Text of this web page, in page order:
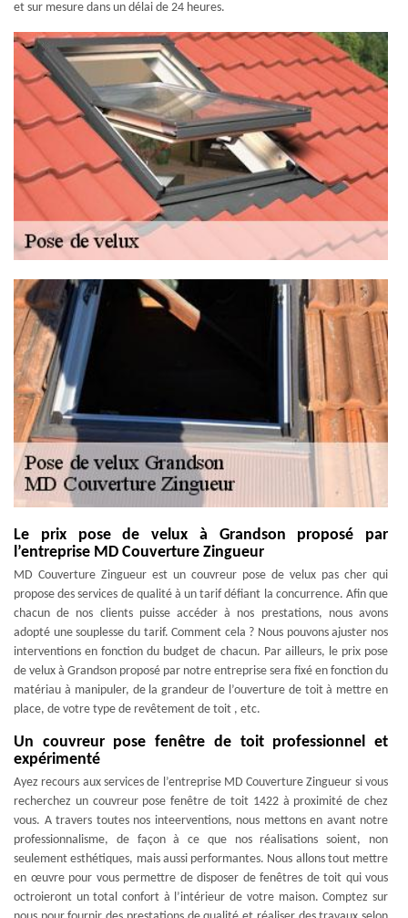
et sur mesure dans un délai de 24 heures.
Le prix pose de velux à Grandson proposé par
l’entreprise MD Couverture Zingueur
MD Couverture Zingueur est un couvreur pose de velux pas cher qui
propose des services de qualité à un tarif défiant la concurrence. Afin que
chacun de nos clients puisse accéder à nos prestations, nous avons
adopté une souplesse du tarif. Comment cela ? Nous pouvons ajuster nos
interventions en fonction du budget de chacun. Par ailleurs, le prix pose
de velux à Grandson proposé par notre entreprise sera fixé en fonction du
matériau à manipuler, de la grandeur de l’ouverture de toit à mettre en
place, de votre type de revêtement de toit , etc.
Un couvreur pose fenêtre de toit professionnel et
expérimenté
Ayez recours aux services de l’entreprise MD Couverture Zingueur si vous
recherchez un couvreur pose fenêtre de toit 1422 à proximité de chez
vous. A travers toutes nos inteerventions, nous mettons en avant notre
professionnalisme, de façon à ce que nos réalisations soient, non
seulement esthétiques, mais aussi performantes. Nous allons tout mettre
en œuvre pour vous permettre de disposer de fenêtres de toit qui vous
octroieront un total confort à l’intérieur de votre maison. Comptez sur